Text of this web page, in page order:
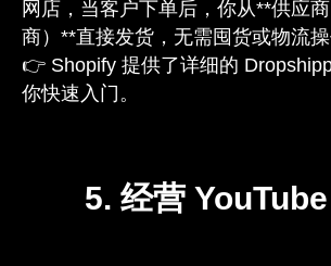
网店，当客户下单后，你从**供应
商）**直接发货，无需囤货或物流操
👉 Shopify 提供了详细的
你快速入门。
5. 经营